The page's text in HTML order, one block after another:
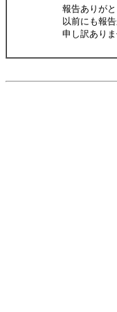
報告ありが
以前にも報
申し訳ありま